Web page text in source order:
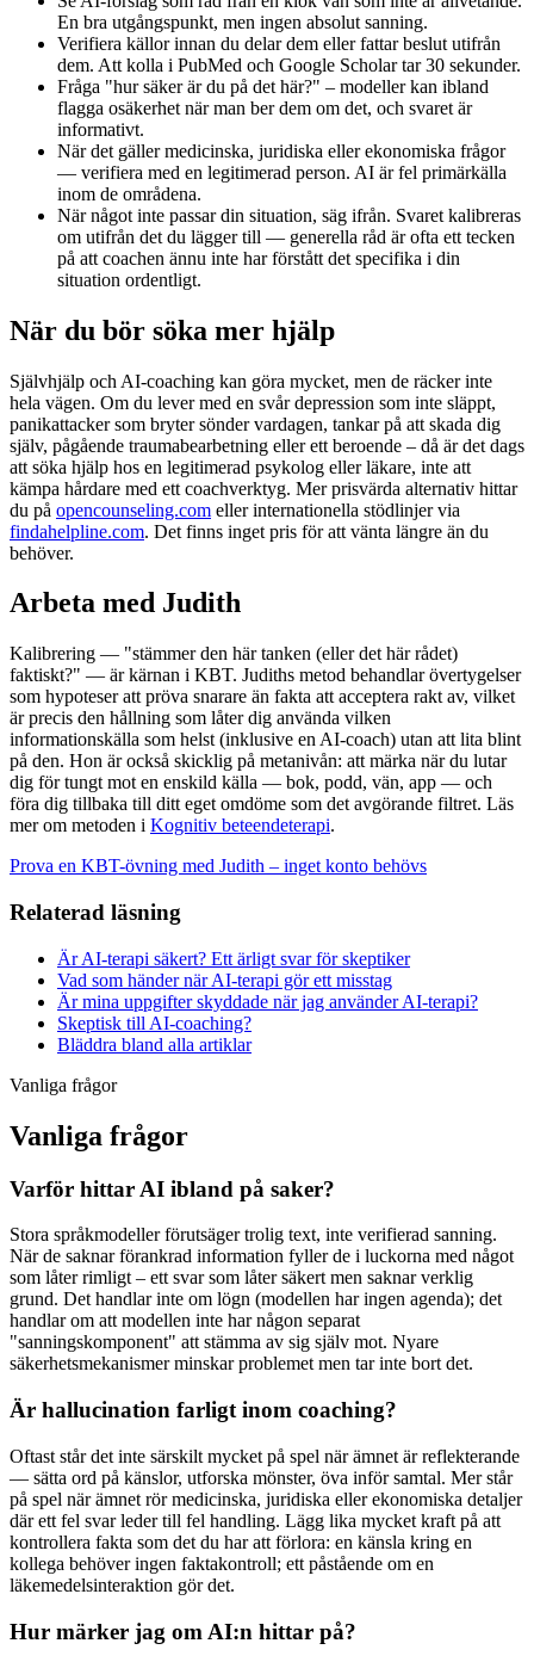
En bra utgångspunkt, men ingen absolut sanning.
Verifiera källor innan du delar dem eller fattar beslut utifrån
dem. Att kolla i PubMed och Google Scholar tar 30 sekunder.
Fråga "hur säker är du på det här?" – modeller kan ibland
flagga osäkerhet när man ber dem om det, och svaret är
informativt.
När det gäller medicinska, juridiska eller ekonomiska frågor
— verifiera med en legitimerad person. AI är fel primärkälla
inom de områdena.
När något inte passar din situation, säg ifrån. Svaret kalibreras
om utifrån det du lägger till — generella råd är ofta ett tecken
på att coachen ännu inte har förstått det specifika i din
situation ordentligt.
När du bör söka mer hjälp
Självhjälp och AI-coaching kan göra mycket, men de räcker inte
hela vägen. Om du lever med en svår depression som inte släppt,
panikattacker som bryter sönder vardagen, tankar på att skada dig
själv, pågående traumabearbetning eller ett beroende – då är det dags
att söka hjälp hos en legitimerad psykolog eller läkare, inte att
kämpa hårdare med ett coachverktyg. Mer prisvärda alternativ hittar
du på opencounseling.com eller internationella stödlinjer via
findahelpline.com. Det finns inget pris för att vänta längre än du
behöver.
Arbeta med Judith
Kalibrering — "stämmer den här tanken (eller det här rådet)
faktiskt?" — är kärnan i KBT. Judiths metod behandlar övertygelser
som hypoteser att pröva snarare än fakta att acceptera rakt av, vilket
är precis den hållning som låter dig använda vilken
informationskälla som helst (inklusive en AI-coach) utan att lita blint
på den. Hon är också skicklig på metanivån: att märka när du lutar
dig för tungt mot en enskild källa — bok, podd, vän, app — och
föra dig tillbaka till ditt eget omdöme som det avgörande filtret. Läs
mer om metoden i Kognitiv beteendeterapi.
Prova en KBT-övning med Judith – inget konto behövs
Relaterad läsning
Är AI-terapi säkert? Ett ärligt svar för skeptiker
Vad som händer när AI-terapi gör ett misstag
Är mina uppgifter skyddade när jag använder AI-terapi?
Skeptisk till AI-coaching?
Bläddra bland alla artiklar
Vanliga frågor
Vanliga frågor
Varför hittar AI ibland på saker?
Stora språkmodeller förutsäger trolig text, inte verifierad sanning.
När de saknar förankrad information fyller de i luckorna med något
som låter rimligt – ett svar som låter säkert men saknar verklig
grund. Det handlar inte om lögn (modellen har ingen agenda); det
handlar om att modellen inte har någon separat
"sanningskomponent" att stämma av sig själv mot. Nyare
säkerhetsmekanismer minskar problemet men tar inte bort det.
Är hallucination farligt inom coaching?
Oftast står det inte särskilt mycket på spel när ämnet är reflekterande
— sätta ord på känslor, utforska mönster, öva inför samtal. Mer står
på spel när ämnet rör medicinska, juridiska eller ekonomiska detaljer
där ett fel svar leder till fel handling. Lägg lika mycket kraft på att
kontrollera fakta som det du har att förlora: en känsla kring en
kollega behöver ingen faktakontroll; ett påstående om en
läkemedelsinteraktion gör det.
Hur märker jag om AI:n hittar på?